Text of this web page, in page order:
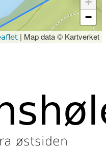
−
| Map data © Kartverket
østsiden